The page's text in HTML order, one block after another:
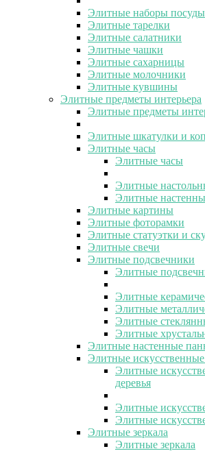
Элитные наборы посуды
Элитные тарелки
Элитные салатники
Элитные чашки
Элитные сахарницы
Элитные молочники
Элитные кувшины
Элитные предметы интерьера
Элитные предметы
Элитные шкатулки и
Элитные часы
Элитные часы
Элитные
Элитные
Элитные картины
Элитные фоторамки
Элитные статуэтки и
Элитные свечи
Элитные подсвечники
Элитные
Элитные
Элитные
Элитные
Элитные
Элитные настенные
Элитные
Элитные
деревья
Элитные
Элитные
Элитные зеркала
Элитные зеркала